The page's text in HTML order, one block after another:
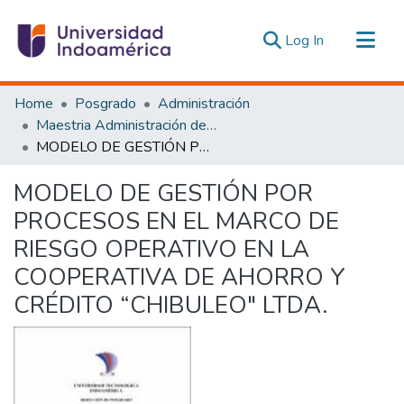
Log In (current)
Communities & Collections
All of DSpace
Statistics
Home Posgrado
Administración
Maestria Administración de las Organizaciones de la Economía Social y Solidaria
MODELO DE GESTIÓN POR PROCESOS EN EL MARCO DE RIESGO OPERATIVO EN LA COOPERATIVA DE AHORRO Y CRÉDITO “CHIBULEO" LTDA.
MODELO DE GESTIÓN POR
PROCESOS EN EL MARCO DE
RIESGO OPERATIVO EN LA
COOPERATIVA DE AHORRO Y
CRÉDITO “CHIBULEO" LTDA.